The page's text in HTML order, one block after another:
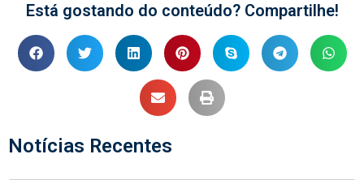
Está gostando do conteúdo? Compartilhe!
Notícias Recentes